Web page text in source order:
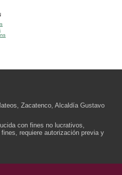
Zacatenco, Alcaldía Gustavo
con fines no lucrativos,
requiere autorización previa y